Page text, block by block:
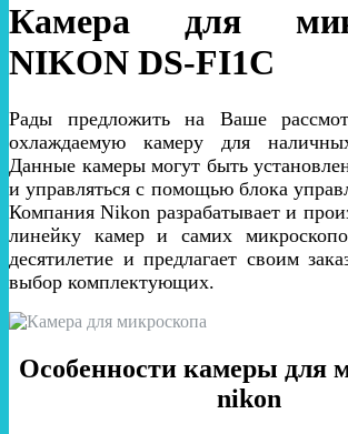
Камера для
NIKON DS-FI1С
Рады предложить на Ваше
охлаждаемую камеру для
Данные камеры могут быть
и управляться с помощью блока
Компания Nikon разрабатывает и
линейку камер и самих
десятилетие и предлагает своим
выбор комплектующих.
Особенности камеры для
nikon